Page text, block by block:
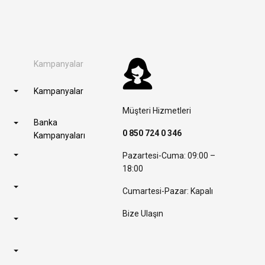
Kampanyalar
Kampanyalar
Banka
Kampanyaları
Müşteri Hizmetleri
0 850 724 0 346
Pazartesi-Cuma: 09:00 –
18:00
Cumartesi-Pazar: Kapalı
Bize Ulaşın